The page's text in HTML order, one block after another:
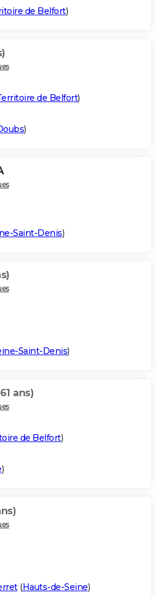
de Belfort)
de Belfort)
)
Saint-Denis)
Saint-Denis)
ans)
de Belfort)
)
(Hauts-de-Seine)